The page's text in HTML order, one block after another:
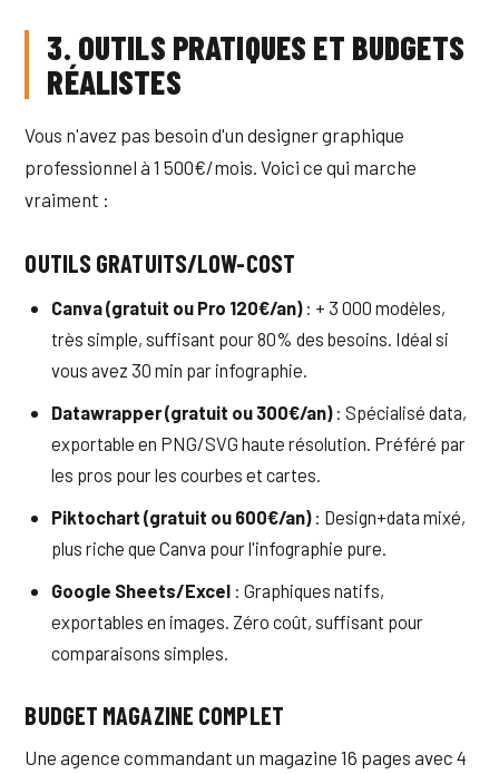
3. OUTILS PRATIQUES ET BUDGETS
RÉALISTES
Vous n'avez pas besoin d'un designer graphique
professionnel à 1 500€/mois. Voici ce qui marche
vraiment :
OUTILS GRATUITS/LOW-COST
Canva (gratuit ou Pro 120€/an): + 3 000 modèles,
très simple, suffisant pour 80% des besoins. Idéal si
vous avez 30 min par infographie.
Datawrapper (gratuit ou 300€/an): Spécialisé data,
exportable en PNG/SVG haute résolution. Préféré par
les pros pour les courbes et cartes.
Piktochart (gratuit ou 600€/an): Design+data mixé,
plus riche que Canva pour l'infographie pure.
Google Sheets/Excel : Graphiques natifs,
exportables en images. Zéro coût, suffisant pour
comparaisons simples.
BUDGET MAGAZINE COMPLET
Une agence commandant un magazine 16 pages avec 4